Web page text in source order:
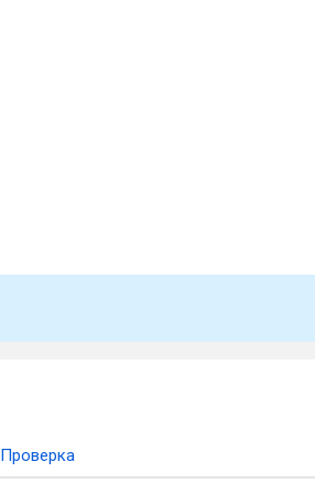
Проверка